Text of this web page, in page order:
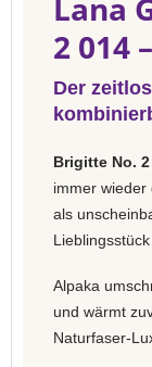
Lana
2 014
Der
Brigitte No. 2
immer
als
Lieblingsstück
Alpaka
und wärmt
Naturfaser-